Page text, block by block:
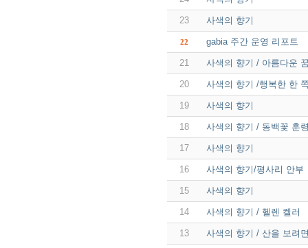
23 사색의 향기
22 gabia 주간 운영 리포트
21 사색의 향기 / 아름다운
20 사색의 향기 /행복한 한
19 사색의 향기
18 사색의 향기 / 동백꽃 훈
17 사색의 향기
16 사색의 향기/평사리 안부
15 사색의 향기
14 사색의 향기 / 헬렌 켈러
13 사색의 향기 / 산을 보려